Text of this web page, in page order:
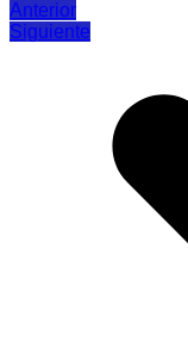
Anterior
Siguiente